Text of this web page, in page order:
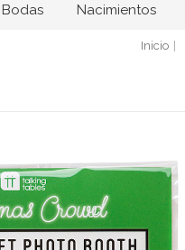
Bodas Nacimientos
Inicio